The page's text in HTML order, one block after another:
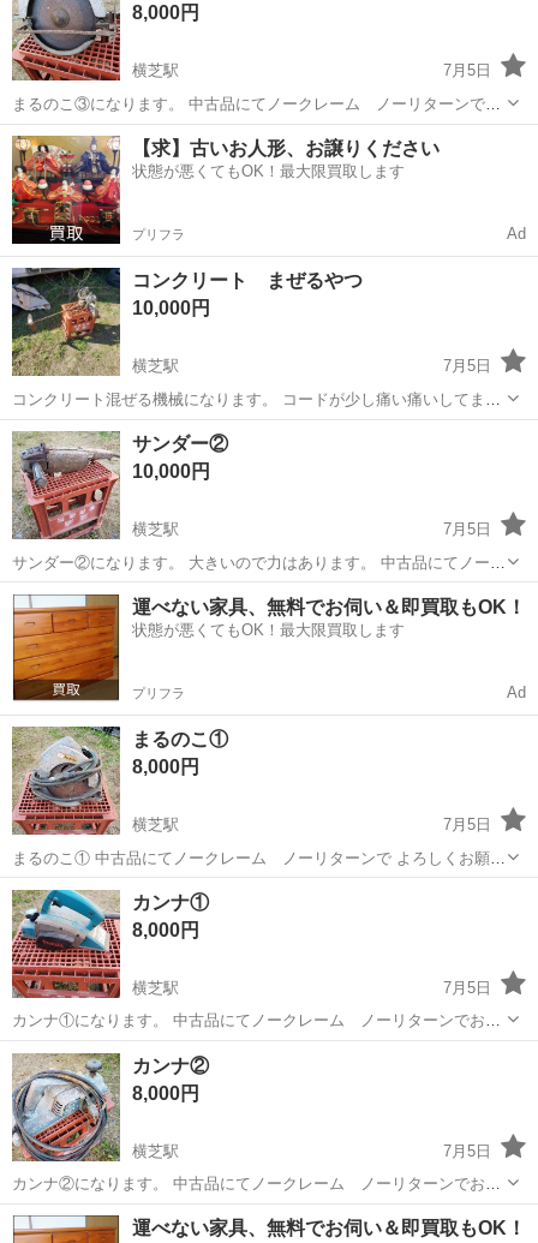
8,000円
横芝駅
7月5日
まるのこ③になります。 中古品にてノークレーム ノーリターンでお
願いします。 コードが痛い痛いしてす。 キズ 凹み 錆 ゆがみ あ
ります。 100Vです。
千葉 山武郡 横芝駅 その他 100V
【求】古いお人形、お譲りください
状態が悪くてもOK！最大限買取します
プリフラ Ad
コンクリート まぜるやつ
10,000円
横芝駅
7月5日
コンクリート混ぜる機械になります。 コードが少し痛い痛いしてます
がまだ使えます。中古品にてキズ 汚れ 凹み あり。ノークレー
ム ノーリターンでよろしくお願いします。
千葉 山武郡 横芝駅
サンダー②
10,000円
横芝駅
7月5日
サンダー②になります。 大きいので力はあります。 中古品にてノーク
レーム ノーリターンでお願いします。 中古品にて 汚れ 錆 曲が
り ゆがみ 凹み あります。 100Vです。
千葉 山武郡 横芝駅 その他 サンダー
運べない家具、無料でお伺い＆即買取もOK！
状態が悪くてもOK！最大限買取します
プリフラ Ad
まるのこ①
8,000円
横芝駅
7月5日
まるのこ① 中古品にてノークレーム ノーリターンで よろしくお願い
します。 100Vです。 キズ 凹み 汚れ 錆 曲がり あります。
千葉 山武郡 横芝駅
カンナ①
8,000円
横芝駅
7月5日
カンナ①になります。 中古品にてノークレーム ノーリターンでお願
いします。 中古品にて 錆 汚れ 凹み 曲がり あります。 100V
です。
千葉 山武郡 横芝駅
カンナ②
8,000円
横芝駅
7月5日
カンナ②になります。 中古品にてノークレーム ノーリターンでお願
いします。 中古品にて 汚れ 曲がり 凹み ゆがみ 錆 ありま
す。 100Vです。
千葉 山武郡 横芝駅 その他 カンナ
運べない家具、無料でお伺い＆即買取もOK！